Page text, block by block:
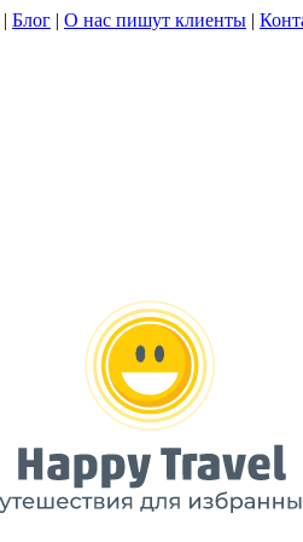
| Блог | О нас пишут клиенты |